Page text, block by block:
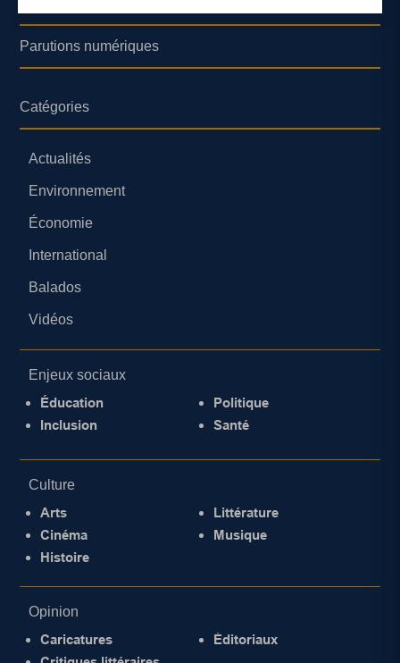
Parutions numériques
Catégories
Actualités
Environnement
Économie
International
Balados
Vidéos
Enjeux sociaux
Éducation
Inclusion
Politique
Santé
Culture
Arts
Cinéma
Histoire
Littérature
Musique
Opinion
Caricatures
Éditoriaux